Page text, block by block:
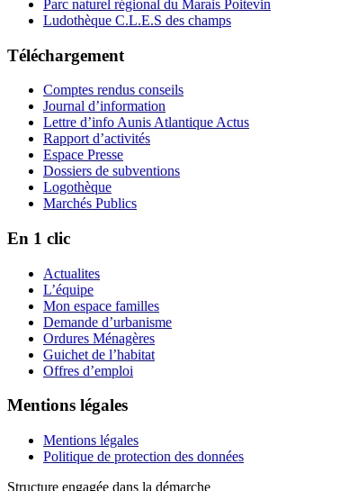
Parc naturel régional du Marais Poitevin
Ludothèque C.L.E.S des champs
Téléchargement
Comptes rendus conseils
Journal d’information
Lettre d’info Aunis Atlantique Actus
Rapport d’activités
Espace Presse
Dossiers de subventions
Logothèque
Marchés Publics
En 1 clic
Actualites
L’équipe
Mon espace familles
Demande d’urbanisme
Ordures Ménagères
Guichet de l’habitat
Offres d’emploi
Mentions légales
Mentions légales
Politique de protection des données
Structure engagée dans la démarche